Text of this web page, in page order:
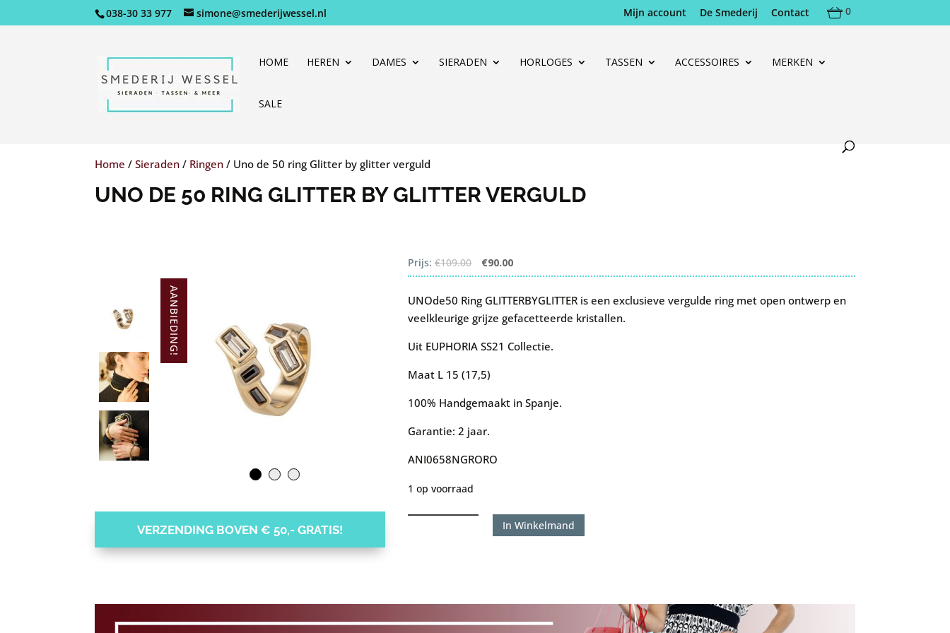
038-30 33 977 simone@smederijwessel.nl Mijn account De Smederij Contact 0
HOME HEREN DAMES SIERADEN HORLOGES TASSEN ACCESSOIRES MERKEN
SALE
Producten
Home /Sieraden / Ringen / Uno de 50 ring Glitter by glitter verguld
UNO DE 50 RING GLITTER BY GLITTER VERGULD
AANBIEDING!
VERZENDING BOVEN € 50,- GRATIS!
Prijs:€109.00
Oorspronkelijke
prijs
was:
€109.00.
€90.00Huidige
prijs
is:
€90.00.
UNOde50 Ring GLITTERBYGLITTER is een exclusieve vergulde ring met open ontwerp en
veelkleurige grijze gefacetteerde kristallen.
Uit EUPHORIA SS21 Collectie.
Maat L 15 (17,5)
100% Handgemaakt in Spanje.
Garantie: 2 jaar.
ANI0658NGRORO
1 op voorraad
glitter
In Winkelmand